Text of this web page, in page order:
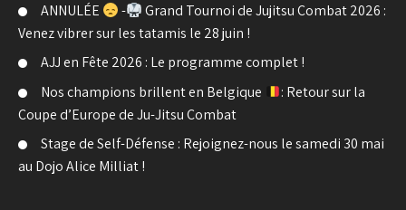
ANNULÉE
-
Grand Tournoi de Jujitsu Combat 2026 :
Venez vibrer sur les tatamis le 28 juin !
AJJ en Fête 2026 : Le programme complet !
Nos champions brillent en Belgique
: Retour sur la
Coupe d’Europe de Ju-Jitsu Combat
Stage de Self-Défense : Rejoignez-nous le samedi 30 mai
au Dojo Alice Milliat !